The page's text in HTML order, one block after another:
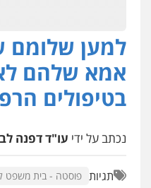
עו"ד
פלילי
המתה
פלילי
למען שלומם
אמא שלהם
בטיפולים
נכתב על ידי עו"ד דפנה
תגיות פוסטה - בית משפט